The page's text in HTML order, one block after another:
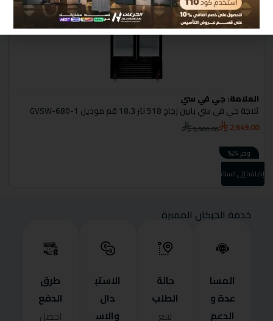
العلامة:جي في سي
ثلاجة جي في سي بابين زجاج 518 لتر 18.3 قم موديل GVSW-680-1
3,500.00 2,649.00
وفر 24%
إضافة إلى السلة
خدمة الحركان المميزة
المسا
عدة و
الدعم
حالة
الطلب
تتبع
الاستب
دال
والاس
طرق
الدفع
احصل